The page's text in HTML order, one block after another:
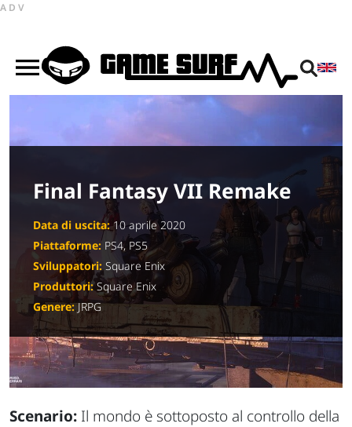
ADV
Final Fantasy VII Remake
Data di uscita:10 aprile 2020
Piattaforme:PS4, PS5
Sviluppatori: Square Enix
Produttori:Square Enix
Genere:JRPG
Scenario: Il mondo è sottoposto al controllo della